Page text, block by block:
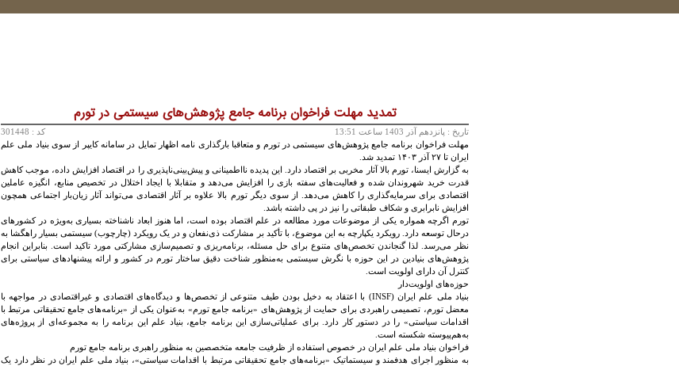
تمدید مهلت فراخوان برنامه جامع پژوهش‌های سیستمی در تورم
تاريخ : پانزدهم آذر 1403 ساعت 13:51
کد : 301448
مهلت فراخوان برنامه جامع پژوهش‌های سیستمی در تورم و متعاقبا بارگذاری نامه اظهار تمایل در سامانه کایپر از سوی بنیاد ملی علم
ایران تا ۲۷ آذر ۱۴۰۳ تمدید شد.
به گزارش ایسنا، تورم بالا آثار مخربی بر اقتصاد دارد. این پدیده نااطمینانی و پیش‌بینی‌ناپذیری را در اقتصاد افزایش داده، موجب کاهش
قدرت خرید شهروندان شده و فعالیت‌های سفته بازی را افزایش می‌دهد و متقابلا با ایجاد اختلال در تخصیص منابع، انگیزه عاملین
اقتصادی برای سرمایه‌گذاری را کاهش می‌دهد. از سوی دیگر تورم بالا علاوه بر آثار اقتصادی می‌تواند آثار زیان‌بار اجتماعی همچون
افزایش نابرابری و شکاف طبقاتی را نیز در پی داشته باشد.
تورم اگرچه همواره یکی از موضوعات مورد مطالعه در علم اقتصاد بوده است، اما هنوز ابعاد ناشناخته بسیاری به‌ویژه در کشورهای
درحال توسعه دارد. رویکرد یکپارچه به این موضوع، با تأکید بر مشارکت ذی‌نفعان و در یک رویکرد (چارچوب) سیستمی بسیار راهگشا به
نظر می‌رسد. لذا گنجاندن تخصص‌های متنوع برای حل مسئله، برنامه‌ریزی و تصمیم‌سازی مشارکتی مورد تاکید است. بنابراین انجام
پژوهش‌های بنیادین در این حوزه با نگرش سیستمی به‌منظور شناخت دقیق ساختار تورم در کشور و ارائه پیشنهادهای سیاستی برای
کنترل آن دارای اولویت است.
حوزه‌های اولویت‌دار
بنیاد ملی علم ایران (INSF) با اعتقاد به دخیل بودن طیف متنوعی از تخصص‌ها و دیدگاه‌های اقتصادی و غیراقتصادی در مواجهه با
معضل تورم، تصمیمی راهبردی برای حمایت از پژوهش‌های «برنامه جامع تورم» به‌عنوان یکی از «برنامه‌های جامع تحقیقاتی مرتبط با
اقدامات سیاستی» را در دستور کار دارد. برای عملیاتی‌سازی این برنامه جامع، بنیاد علم این برنامه را به مجموعه‌ای از پروژه‌های
به‌هم‌پیوسته شکسته است.
فراخوان بنیاد ملی علم ایران در خصوص استفاده از ظرفیت جامعه متخصصین به منظور راهبری برنامه جامع تورم
به منظور اجرای هدفمند و سیستماتیک «برنامه‌های جامع تحقیقاتی مرتبط با اقدامات سیاستی»، بنیاد ملی علم ایران در نظر دارد یک